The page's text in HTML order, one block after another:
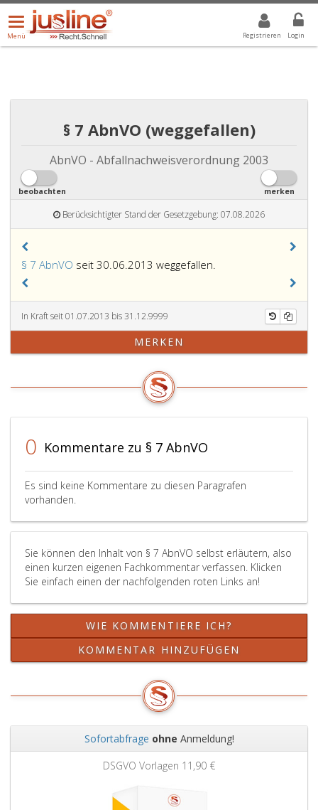
Registrieren Login
Menü
öffnen/schließen
Menü
ALLE DROPDOWN: GEWÄHLTER WERT IST ALLE
§ 7 AbnVO (weggefallen)
AbnVO - Abfallnachweisverordnung 2003
beobachten merken
Berücksichtigter Stand der Gesetzgebung: 07.08.2026
§ 7 AbnVO seit 30.06.2013 weggefallen.
In Kraft seit 01.07.2013 bis 31.12.9999
MERKEN
0 Kommentare zu § 7 AbnVO
Es sind keine Kommentare zu diesen Paragrafen
vorhanden.
Sie können den Inhalt von § 7 AbnVO selbst erläutern, also
einen kurzen eigenen Fachkommentar verfassen. Klicken
Sie einfach einen der nachfolgenden roten Links an!
WIE KOMMENTIERE ICH?
KOMMENTAR HINZUFÜGEN
Sofortabfrage ohne Anmeldung!
DSGVO Vorlagen 11,90 €